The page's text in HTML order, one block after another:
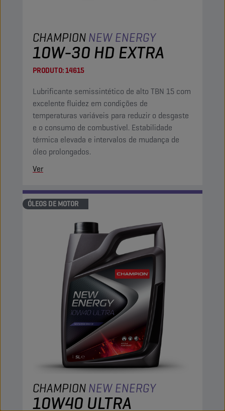
CHAMPIONNEW ENERGY
10W-30 HD EXTRA
PRODUTO:14615
Lubrificante semissintético de alto TBN 15 com
excelente fluidez em condições de
temperaturas variáveis para reduzir o desgaste
e o consumo de combustível. Estabilidade
térmica elevada e intervalos de mudança de
óleo prolongados.
Ver
ÓLEOS DE MOTOR
CHAMPIONNEW ENERGY
10W40 ULTRA